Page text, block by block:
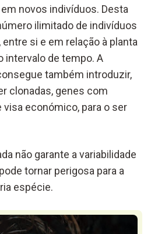
novos indivíduos. Desta
ilimitado de indivíduos
si e em relação à planta
intervalo de tempo. A
também introduzir,
clonadas, genes com
económico, para o ser
não garante a variabilidade
tornar perigosa para a
espécie.